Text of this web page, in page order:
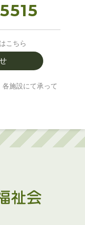
こちら
施設にて承って